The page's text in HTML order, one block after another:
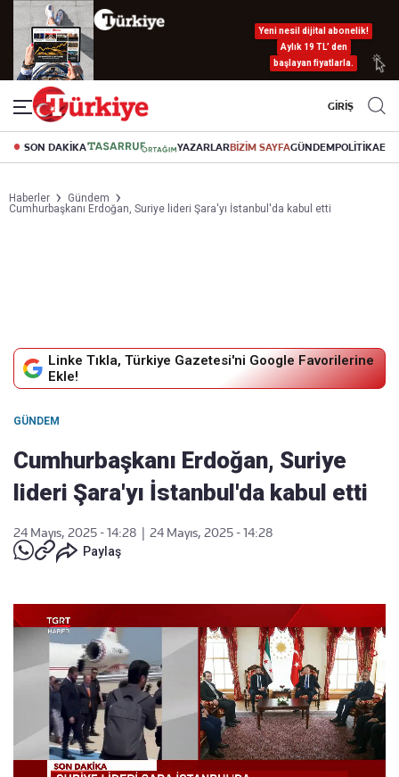
Yeni nesil dijital abonelik!
Aylık 19 TL’ den
başlayan fiyatlarla.
GİRİŞ
SON DAKİKA YAZARLARBİZİM SAYFAGÜNDEMPOLİTİKA
Haberler
Gündem
Cumhurbaşkanı Erdoğan, Suriye lideri Şara'yı İstanbul'da kabul etti
Linke Tıkla, Türkiye Gazetesi'ni Google Favorilerine
Ekle!
GÜNDEM
Cumhurbaşkanı Erdoğan, Suriye
lideri Şara'yı İstanbul'da kabul etti
24 Mayıs, 2025 - 14:28
24 Mayıs, 2025 - 14:28
Paylaş